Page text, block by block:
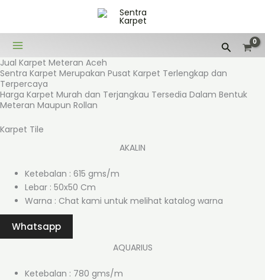
konten
Cari
Jual Karpet Meteran Aceh
Sentra Karpet Merupakan Pusat Karpet Terlengkap dan
Terpercaya
Harga Karpet Murah dan Terjangkau Tersedia Dalam Bentuk
Meteran Maupun Rollan
Karpet Tile
AKALIN
Ketebalan : 615 gms/m
Lebar : 50x50 Cm
Warna : Chat kami untuk melihat katalog warna
Whatsapp
AQUARIUS
Ketebalan : 780 gms/m